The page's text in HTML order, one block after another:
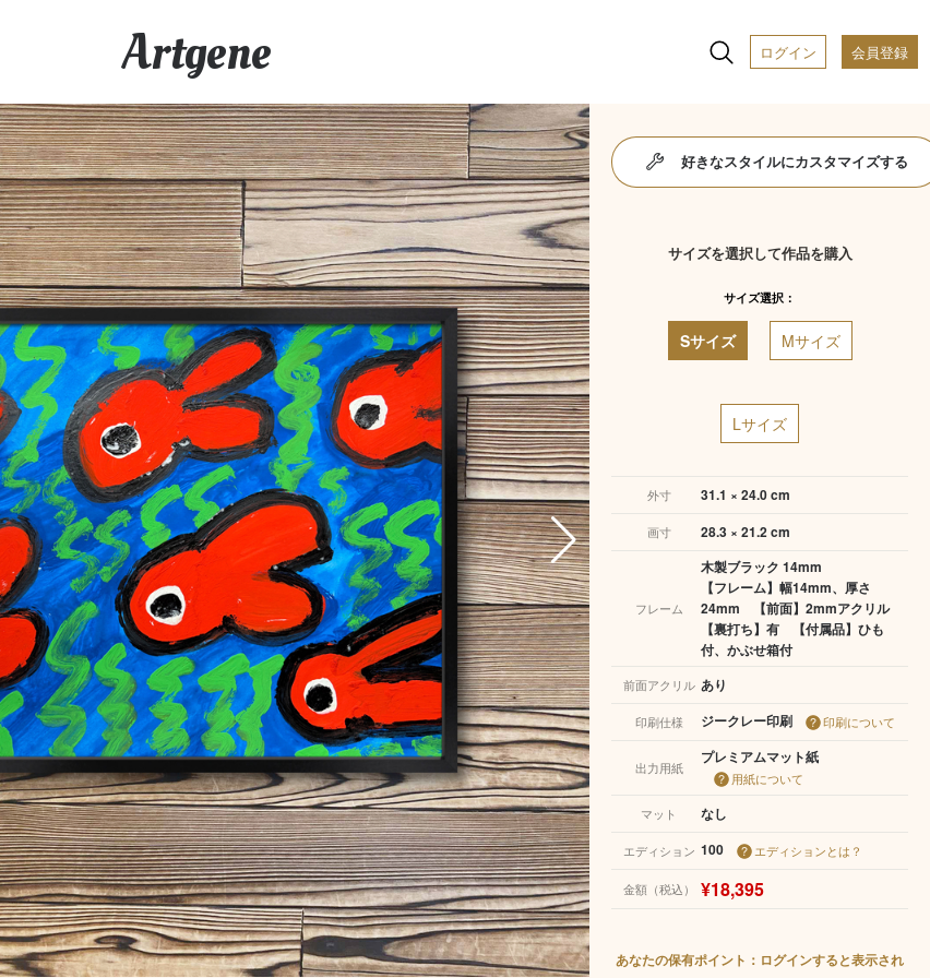
Artgene ログイン 会員登録
好きなスタイルにカスタマイズする
サイズを選択して作品を購入
サイズ選択：
Sサイズ Mサイズ
Lサイズ
外寸 31.1 × 24.0 cm
画寸 28.3 × 21.2 cm
フレーム
木製ブラック 14mm
【フレーム】幅14mm、厚さ
24mm 【前面】2mmアクリル
【裏打ち】有 【付属品】ひも
付、かぶせ箱付
前面アクリル あり
印刷仕様 ジークレー印刷 印刷について
出力用紙
プレミアムマット紙
用紙について
マット
なし
エディション 100 エディションとは？
金額（税込） ¥18,395
あなたの保有ポイント：ログインすると表示され